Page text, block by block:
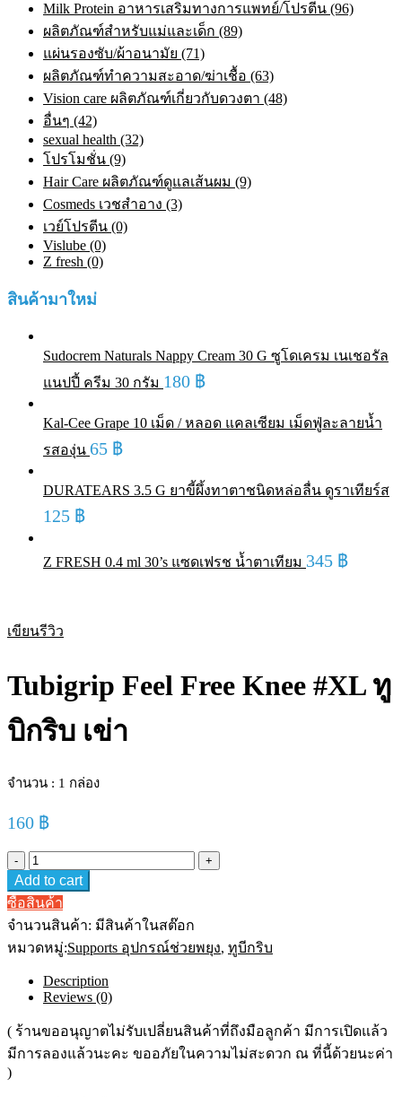
Milk Protein อาหารเสริมทางการแพทย์/โปรตีน (96)
ผลิตภัณฑ์สำหรับแม่และเด็ก (89)
แผ่นรองซับ/ผ้าอนามัย (71)
ผลิตภัณฑ์ทําความสะอาด/ฆ่าเชื้อ (63)
Vision care ผลิตภัณฑ์เกี่ยวกับดวงตา (48)
อื่นๆ (42)
sexual health (32)
โปรโมชั่น (9)
Hair Care ผลิตภัณฑ์ดูแลเส้นผม (9)
Cosmeds เวชสําอาง (3)
เวย์โปรตีน (0)
Vislube (0)
Z fresh (0)
สินค้ามาใหม่
Sudocrem Naturals Nappy Cream 30 G ซูโดเครม เนเชอรัล
แนปปี้ ครีม 30 กรัม 180 ฿
Kal-Cee Grape 10 เม็ด / หลอด แคลเซียม เม็ดฟู่ละลายน้ำ
รสองุ่น 65 ฿
DURATEARS 3.5 G ยาขี้ผึ้งทาตาชนิดหล่อลื่น ดูราเทียร์ส
125 ฿
Z FRESH 0.4 ml 30’s แซดเฟรช น้ำตาเทียม 345 ฿
เขียนรีวิว
Tubigrip Feel Free Knee #XL ทู
บิกริบ เข่า
จำนวน : 1 กล่อง
160 ฿
Tubigrip
Feel
Free
Knee
#XL
ทู
บิ
เข่า
quantity
Add to cart
ซื้อสินค้า
จำนวนสินค้า: มีสินค้าในสต๊อก
หมวดหมู่:Supports อุปกรณ์ช่วยพยุง, ทูบีกริบ
Description
Reviews (0)
( ร้านขออนุญาตไม่รับเปลี่ยนสินค้าที่ถึงมือลูกค้า มีการเปิดแล้ว
มีการลองแล้วนะคะ ขออภัยในความไม่สะดวก ณ ที่นี้ด้วยนะค่า
)